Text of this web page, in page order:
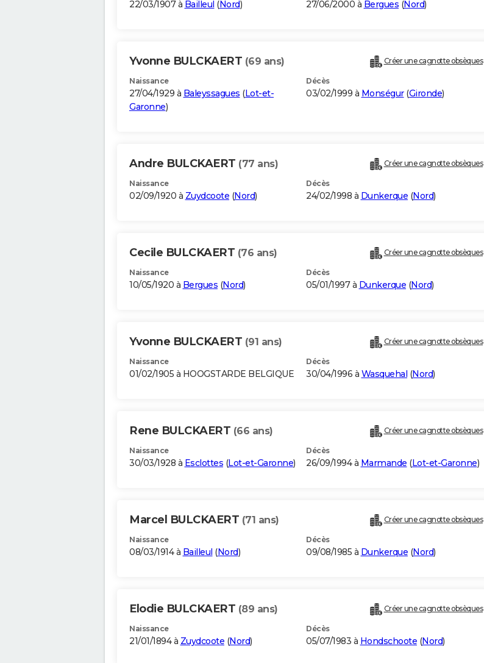
22/03/1907 à Bailleul (Nord) 27/06/2000 à Bergues (Nord)
Yvonne BULCKAERT (69 ans) Créer une cagnotte obsèques
Naissance
27/04/1929 à Baleyssagues (Lot-et-
Garonne)
Décès
03/02/1999 à Monségur(Gironde)
Andre BULCKAERT (77 ans) Créer une cagnotte obsèques
Naissance
02/09/1920 à Zuydcoote (Nord)
Décès
24/02/1998 à Dunkerque (Nord)
Cecile BULCKAERT (76 ans) Créer une cagnotte obsèques
Naissance
10/05/1920 à Bergues (Nord)
Décès
05/01/1997 à Dunkerque (Nord)
Yvonne BULCKAERT (91 ans) Créer une cagnotte obsèques
Naissance
01/02/1905 à HOOGSTARDE BELGIQUE
Décès
30/04/1996 à Wasquehal (Nord)
Rene BULCKAERT (66 ans) Créer une cagnotte obsèques
Naissance
30/03/1928 à Esclottes (Lot-et-Garonne)
Décès
26/09/1994 à Marmande (Lot-et-Garonne)
Marcel BULCKAERT (71 ans) Créer une cagnotte obsèques
Naissance
08/03/1914 à Bailleul (Nord)
Décès
09/08/1985 à Dunkerque (Nord)
Elodie BULCKAERT (89 ans) Créer une cagnotte obsèques
Naissance
21/01/1894 à Zuydcoote (Nord)
Décès
05/07/1983 à Hondschoote (Nord)